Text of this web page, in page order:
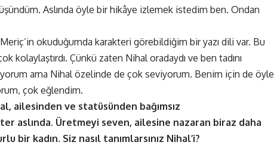
Aslında öyle bir hikâye izlemek istedim ben. Ondan
okuduğumda karakteri görebildiğim bir yazı dili var. Bu
kolaylaştırdı. Çünkü zaten Nihal oradaydı ve ben tadını
ama Nihal özelinde de çok seviyorum. Benim için de öyle
çok eğlendim.
ailesinden ve statüsünden bağımsız
aslında. Üretmeyi seven, ailesine nazaran biraz daha
bir kadın. Siz nasıl tanımlarsınız Nihal’i?